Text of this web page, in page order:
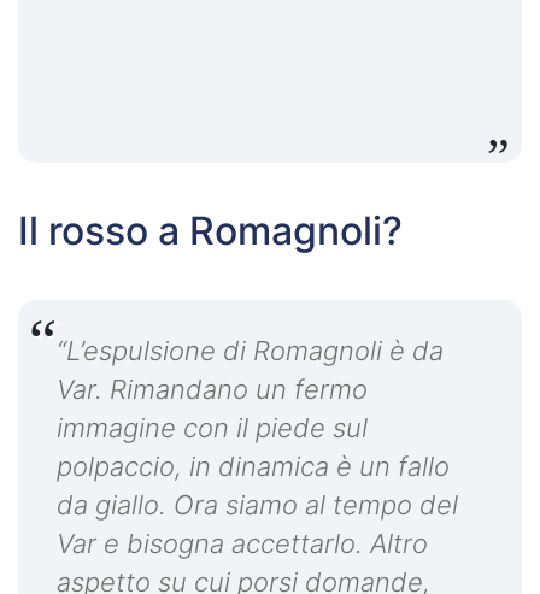
Il rosso a Romagnoli?
“L’espulsione di Romagnoli è da
Var. Rimandano un fermo
immagine con il piede sul
polpaccio, in dinamica è un fallo
da giallo. Ora siamo al tempo del
Var e bisogna accettarlo. Altro
aspetto su cui porsi domande,